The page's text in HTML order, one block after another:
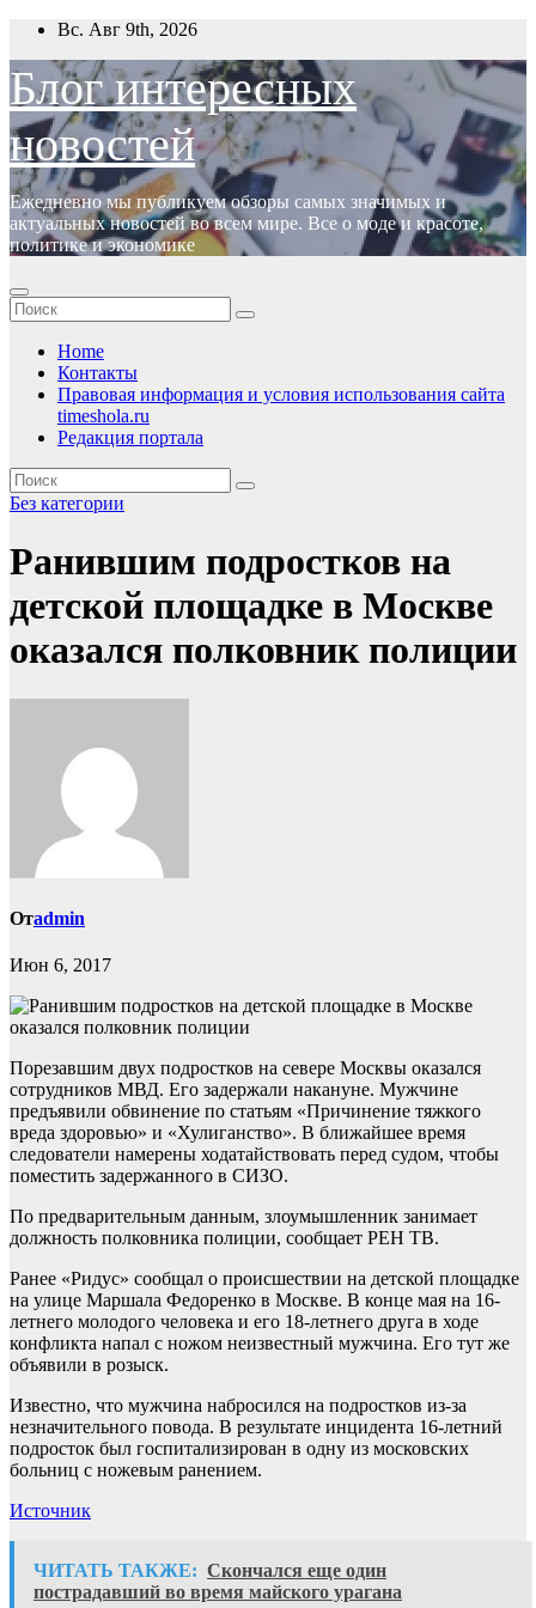
Перейти
содержимому
Вс. Авг 9th, 2026
Блог интересных
новостей
Ежедневно мы публикуем обзоры самых значимых и
актуальных новостей во всем мире. Все о моде и красоте,
политике и экономике
Home
Контакты
Правовая информация и условия использования сайта
timeshola.ru
Редакция портала
Без категории
Ранившим подростков на
детской площадке в Москве
оказался полковник полиции
Отadmin
Июн 6, 2017
Порезавшим двух подростков на севере Москвы оказался
сотрудников МВД. Его задержали накануне. Мужчине
предъявили обвинение по статьям «Причинение тяжкого
вреда здоровью» и «Хулиганство». В ближайшее время
следователи намерены ходатайствовать перед судом, чтобы
поместить задержанного в СИЗО.
По предварительным данным, злоумышленник занимает
должность полковника полиции, сообщает РЕН ТВ.
Ранее «Ридус» сообщал о происшествии на детской площадке
на улице Маршала Федоренко в Москве. В конце мая на 16-
летнего молодого человека и его 18-летнего друга в ходе
конфликта напал с ножом неизвестный мужчина. Его тут же
объявили в розыск.
Известно, что мужчина набросился на подростков из-за
незначительного повода. В результате инцидента 16-летний
подросток был госпитализирован в одну из московских
больниц с ножевым ранением.
Источник
ЧИТАТЬ ТАКЖЕ: Скончался еще один
пострадавший во время майского урагана